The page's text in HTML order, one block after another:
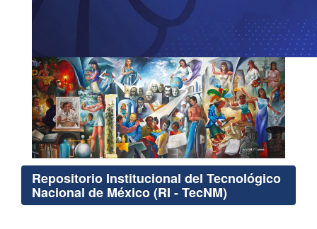
Repositorio Institucional del Tecnológico
Nacional de México (RI - TecNM)